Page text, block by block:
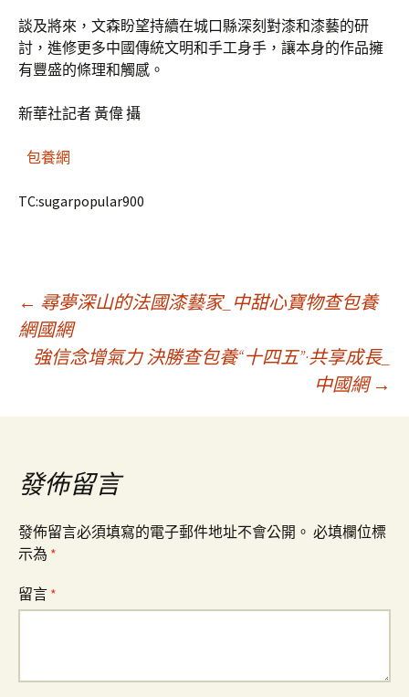
談及將來，文森盼望持續在城口縣深刻對漆和漆藝的研
討，進修更多中國傳統文明和手工身手，讓本身的作品擁
有豐盛的條理和觸感。
新華社記者 黃偉 攝
包養網
TC:sugarpopular900
文
章
導
覽
← 尋夢深山的法國漆藝家_中甜心寶物查包養
網國網
強信念增氣力 決勝查包養“十四五”·共享成長_
中國網 →
發佈留言
發佈留言必須填寫的電子郵件地址不會公開。 必填欄位標
示為 *
留言 *